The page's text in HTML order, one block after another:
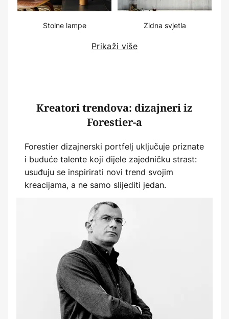
Stolne lampe Zidna svjetla
Prikaži više
Kreatori trendova: dizajneri iz
Forestier-a
Forestier dizajnerski portfelj uključuje priznate
i buduće talente koji dijele zajedničku strast:
usuđuju se inspirirati novi trend svojim
kreacijama, a ne samo slijediti jedan.